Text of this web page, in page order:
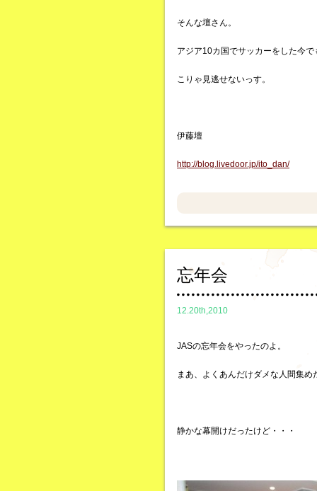
そんな壇さん。
アジア10カ国でサッカーをした今
こりゃ見逃せないっす。
伊藤壇
http://blog.livedoor.jp/ito_dan/
忘年会
12.20th,2010
JASの忘年会をやったのよ。
まあ、よくあんだけダメな人間集
静かな幕開けだったけど・・・